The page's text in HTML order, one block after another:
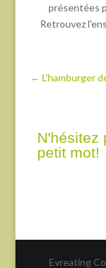
présentées
Retrouvez
← L'hamburger
N'hésitez
petit mot!
Evreating